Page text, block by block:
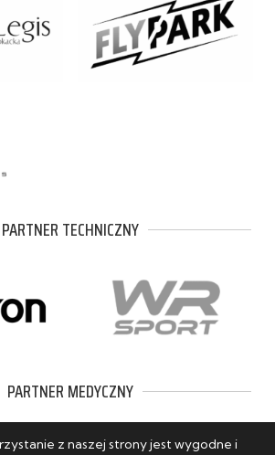
PARTNER TECHNICZNY
PARTNER MEDYCZNY
z naszej strony jest wygodne i